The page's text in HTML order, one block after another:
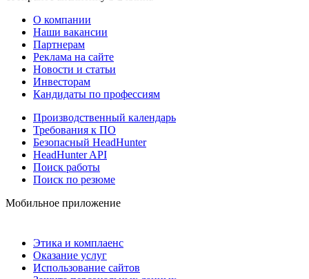
О компании
Наши вакансии
Партнерам
Реклама на сайте
Новости и статьи
Инвесторам
Кандидаты по профессиям
Производственный календарь
Требования к ПО
Безопасный HeadHunter
HeadHunter API
Поиск работы
Поиск по резюме
Мобильное приложение
Этика и комплаенс
Оказание услуг
Использование сайтов